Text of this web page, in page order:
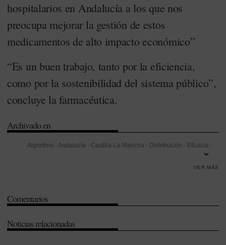
hospitalarios en Andalucía a los que nos
preocupa mejorar la gestión de estos
medicamentos de alto impacto económico”
“Es un buen trabajo, tanto por la eficiencia,
como por la sostenibilidad del sistema público”,
concluye la farmacéutica.
Archivado en
Algoritmo - Andalucía - Castilla-La Mancha - Distribución - Eficacia -
VER MÁS
Comentarios
Noticias relacionadas